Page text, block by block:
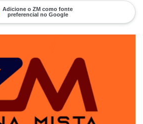
mail
Adicione o ZM como fonte
preferencial no Google